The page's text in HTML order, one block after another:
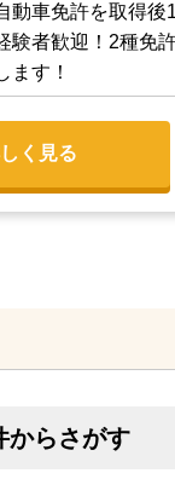
動車免許を取得後
験者歓迎！2種免
ます！
く見る
からさがす